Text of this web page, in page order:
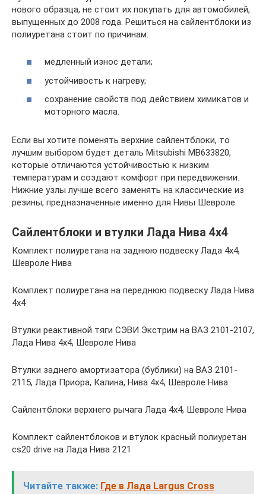
нового образца, не стоит их покупать для автомобилей,
выпущенных до 2008 года. Решиться на сайлентблоки из
полиуретана стоит по причинам:
медленный износ детали;
устойчивость к нагреву;
сохранение свойств под действием химикатов и
моторного масла.
Если вы хотите поменять верхние сайлентблоки, то
лучшим выбором будет деталь Mitsubishi MB633820,
которые отличаются устойчивостью к низким
температурам и создают комфорт при передвижении.
Нижние узлы лучше всего заменять на классические из
резины, предназначенные именно для Нивы Шевроле.
Сайлентблоки и втулки Лада Нива 4х4
Комплект полиуретана на заднюю подвеску Лада 4х4,
Шевроле Нива
Комплект полиуретана на переднюю подвеску Лада Нива
4х4
Втулки реактивной тяги СЭВИ Экстрим на ВАЗ 2101-2107,
Лада Нива 4х4, Шевроле Нива
Втулки заднего амортизатора (бублики) на ВАЗ 2101-
2115, Лада Приора, Калина, Нива 4х4, Шевроле Нива
Сайлентблоки верхнего рычага Лада 4х4, Шевроле Нива
Комплект сайлентблоков и втулок красный полиуретан
cs20 drive на Лада Нива 2121
Читайте также: Где в Лада Largus Cross